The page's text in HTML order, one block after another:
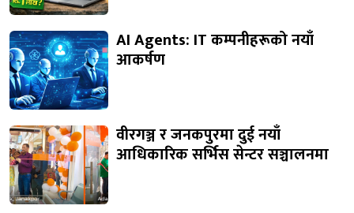
AI Agents: IT कम्पनीहरूको नयाँ
आकर्षण
वीरगञ्ज र जनकपुरमा दुई नयाँ
आधिकारिक सर्भिस सेन्टर सञ्चालनमा